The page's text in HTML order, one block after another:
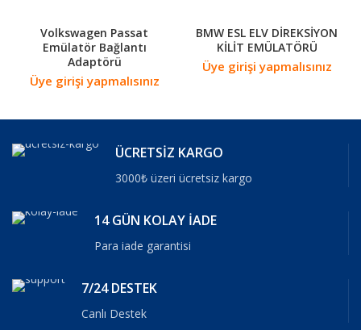
Volkswagen Passat
Emülatör Bağlantı
Adaptörü
Üye girişi yapmalısınız
BMW ESL ELV DİREKSİYON
KİLİT EMÜLATÖRÜ
Üye girişi yapmalısınız
ÜCRETSİZ KARGO
3000₺ üzeri ücretsiz kargo
14 GÜN KOLAY İADE
Para iade garantisi
7/24 DESTEK
Canlı Destek